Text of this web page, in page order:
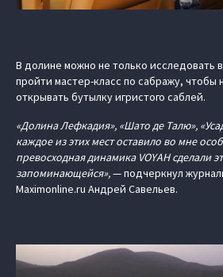
В долине можно не только исследовать
пройти мастер-класс по сабражу, чтобы
открывать бутылку игристого саблей.
«Долина Лефкадия», «Шато де Талю»,
каждое из этих мест оставило во мне
превосходная динамика VOYAH сделали
запоминающейся»,— подчеркнул
Maximonline.ru Андрей Савельев.